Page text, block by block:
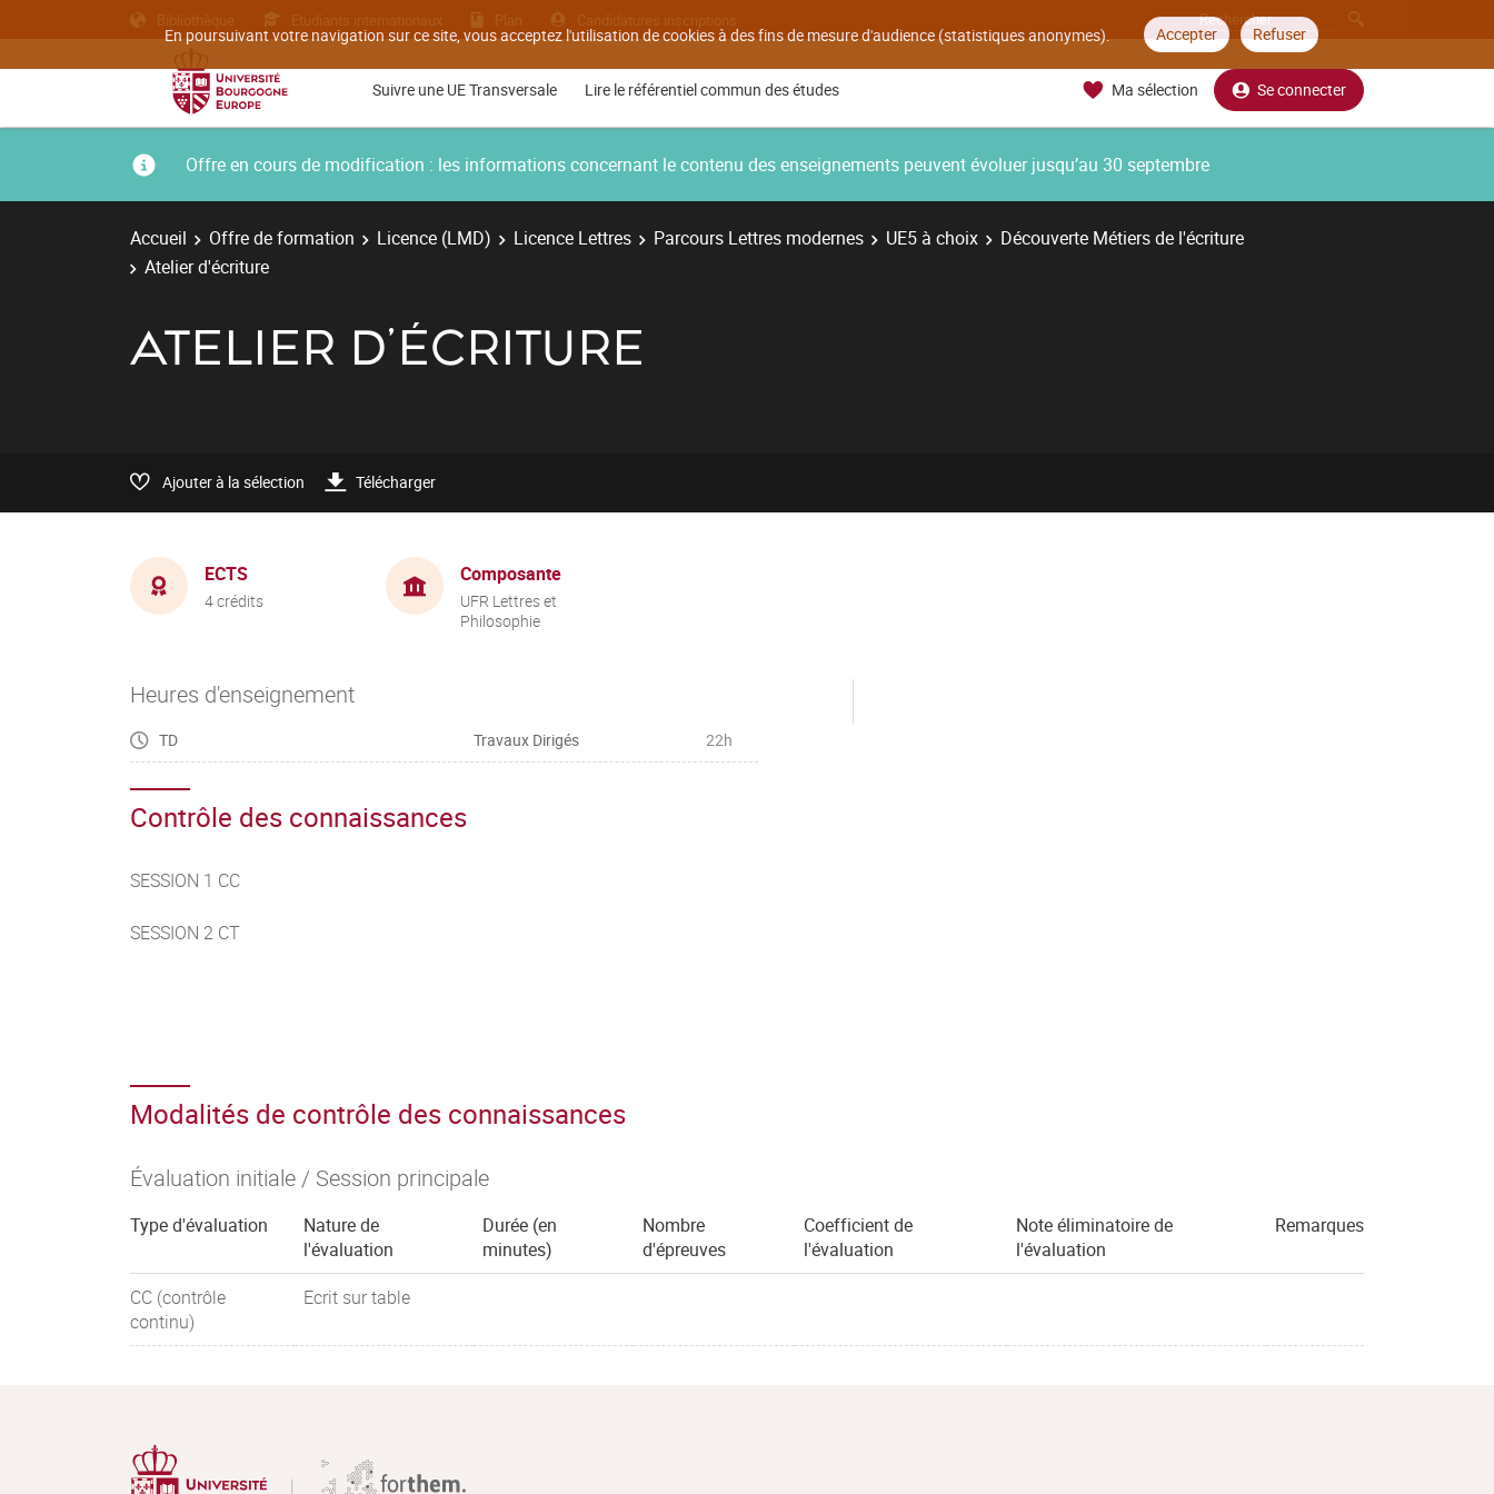
En poursuivant votre navigation sur ce site, vous acceptez l'utilisation de cookies à des fins de mesure d'audience (statistiques anonymes). Accepter Refuser
Bibliothèque Etudiants internationaux Plan Candidatures inscriptions
Suivre une UE Transversale Lire le référentiel commun des études Ma sélection Se connecter
Offre en cours de modification : les informations concernant le contenu des enseignements peuvent évoluer jusqu’au 30 septembre
Accueil Offre de formation Licence (LMD) Licence Lettres Parcours Lettres modernes UE5 à choix
Découverte Métiers de l'écriture
Atelier d'écriture
ATELIER D'ÉCRITURE
Ajouter à la sélection Télécharger
ECTS
4 crédits
Composante
UFR Lettres et
Philosophie
Heures d'enseignement
TD Travaux Dirigés 22h
Contrôle des connaissances
SESSION 1 CC
SESSION 2 CT
Modalités de contrôle des connaissances
Évaluation initiale / Session principale
Type d'évaluation
Nature de
l'évaluation
Durée (en
minutes)
Nombre
d'épreuves
Coefficient de
l'évaluation
Note éliminatoire de
l'évaluation
Remarques
CC (contrôle
continu)
Ecrit sur table